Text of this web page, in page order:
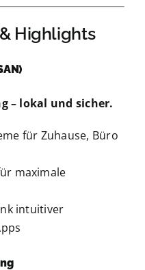
Highlights
– lokal und sicher.
für Zuhause, Büro
maximale
intuitiver